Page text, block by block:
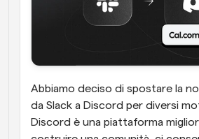
Abbiamo deciso di spostare la
da Slack a Discord per diversi
Discord è una piattaforma